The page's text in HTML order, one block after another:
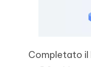
Completato il